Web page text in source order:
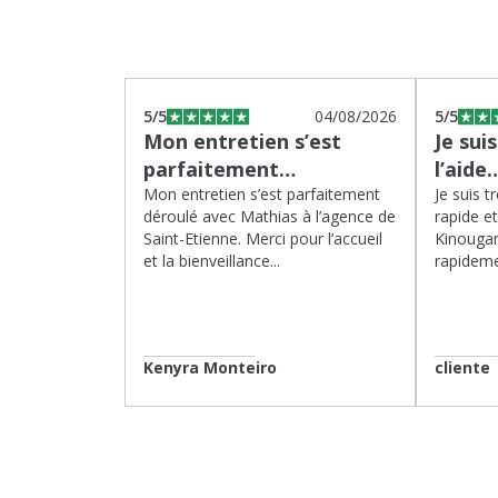
5/5 04/08/2026
Mon entretien s’est
parfaitement…
Mon entretien s’est parfaitement
déroulé avec Mathias à l’agence de
Saint-Etienne. Merci pour l’accueil
et la bienveillance...
Kenyra Monteiro
5/5
Je
Je suis
rapide
cliente